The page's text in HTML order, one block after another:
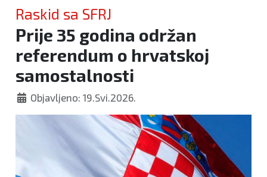
Zanimljivosti
Raskid sa SFRJ
Prije 35 godina održan
referendum o hrvatskoj
samostalnosti
Objavljeno: 19.Svi.2026.